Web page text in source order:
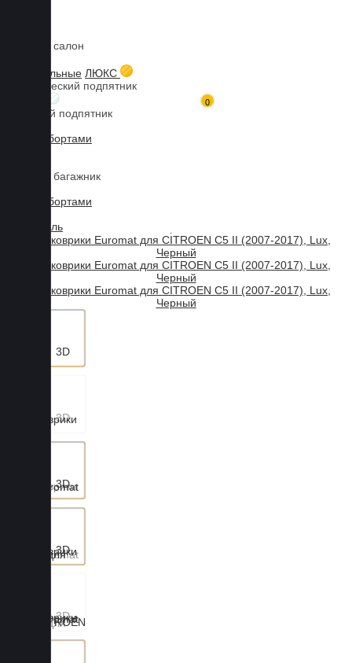
0
Коврики в салон
3D текстильные ЛЮКС
Металлический подпятник
Резиновый подпятник
3D Eva с бортами
Коврики в багажник
3D Eva с бортами
3D Текстиль
Главная Каталог товаров